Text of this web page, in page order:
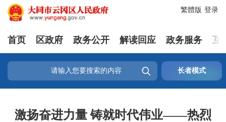
登录
繁體版
首页 区政府 政务公开 解读回应 政务服务 互
 长者模式
激扬奋进力量 铸就时代伟业——热烈